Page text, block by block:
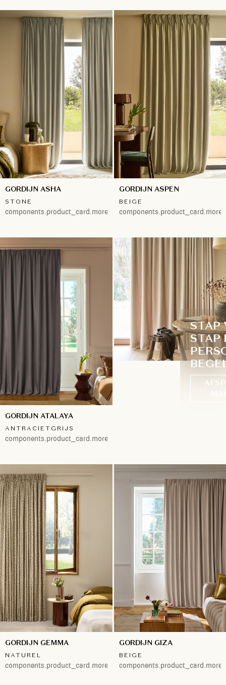
GORDIJN ASHA
STONE
components.product_card.more.both
GORDIJN ASPEN
BEIGE
GORDIJN ATALAYA
ANTRACIETGRIJS
components.product_card.more.both
STAP
STAP
GORDIJN GEMMA
NATUREL
components.product_card.more.both
GORDIJN GIZA
BEIGE